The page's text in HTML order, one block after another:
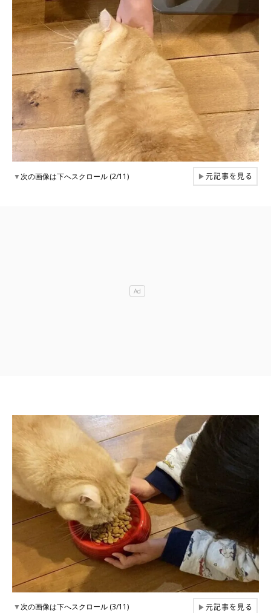
▼次の画像は下へスクロール (2/11) ▶元記事を見る
▼次の画像は下へスクロール (3/11) ▶元記事を見る